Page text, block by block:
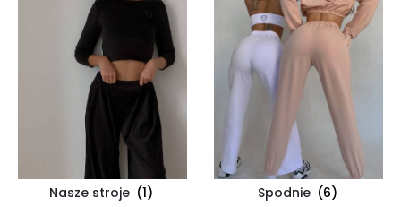
Nasze stroje (1) Spodnie (6)